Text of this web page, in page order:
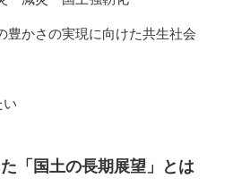
豊かさの実現に向けた共生社会
い
「国土の長期展望」とは